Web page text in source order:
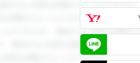
登録すると回答を閲覧することができま
答を閲覧することができます。登録する
ことができます。登録すると回答を閲覧
す。登録すると回答を閲覧することがで
と回答を閲覧することができます。